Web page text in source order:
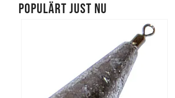
POPULÄRT JUST NU